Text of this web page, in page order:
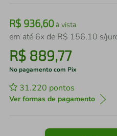
R$ 936,60à vista
em até 6x de R$ 156,10 s/
R$ 889,77
No pagamento com Pix
31.220 pontos
Ver formas de pagamento